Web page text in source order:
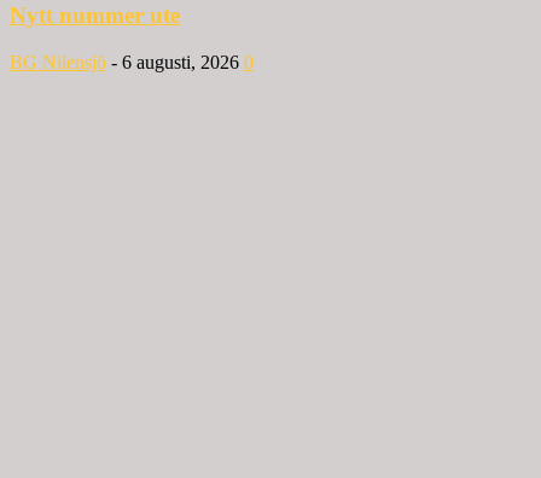
Nytt nummer ute
BG Nilensjö - 6 augusti, 2026 0